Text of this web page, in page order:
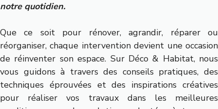
notre quotidien.
Que ce soit pour rénover, agrandir, réparer ou
réorganiser, chaque intervention devient une occasion
de réinventer son espace. Sur Déco & Habitat, nous
vous guidons à travers des conseils pratiques, des
techniques éprouvées et des inspirations créatives
pour réaliser vos travaux dans les meilleures